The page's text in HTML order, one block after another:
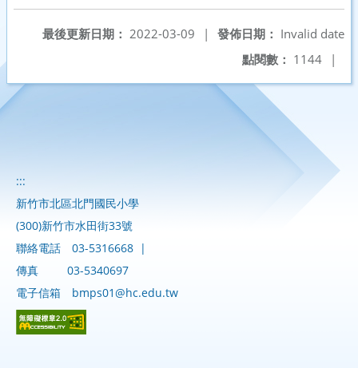
發佈日期： Invalid date
最後更新日期： 2022-03-09
|
點閱數： 1144 |
:::
新竹市北區北門國民小學
(300)新竹市水田街33號
聯絡電話
03-5316668 |
傳真
03-5340697
電子信箱
bmps01@hc.edu.tw